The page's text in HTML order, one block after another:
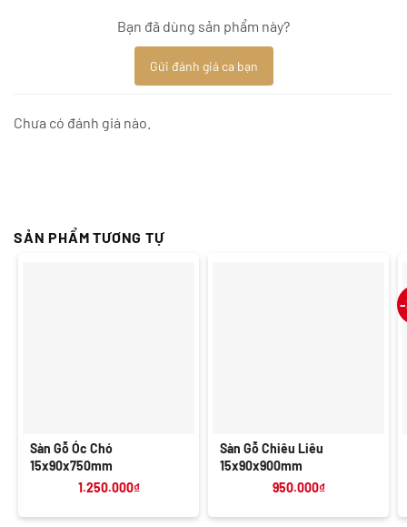
Bạn đã dùng sản phẩm này?
Gửi đánh giá ca bạn
Chưa có đánh giá nào.
SẢN PHẨM TƯƠNG TỰ
Sàn Gỗ Óc Chó
15x90x750mm
1.250.000₫
Sàn Gỗ Chiêu Liêu
15x90x900mm
950.000₫